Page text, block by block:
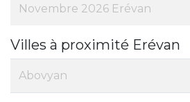
Novembre 2026 Erévan
Villes à proximité Erévan
Abovyan